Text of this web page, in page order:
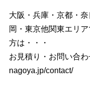
大阪・兵庫・京都・
岡・東京他関東エリ
方は・・・
お見積り・お問い合
nagoya.jp/contact/